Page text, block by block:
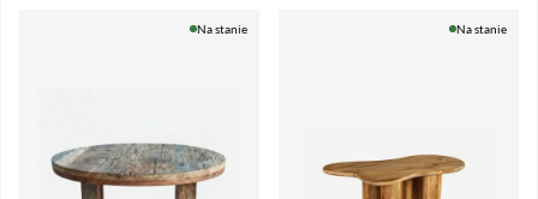
Na stanie Na stanie